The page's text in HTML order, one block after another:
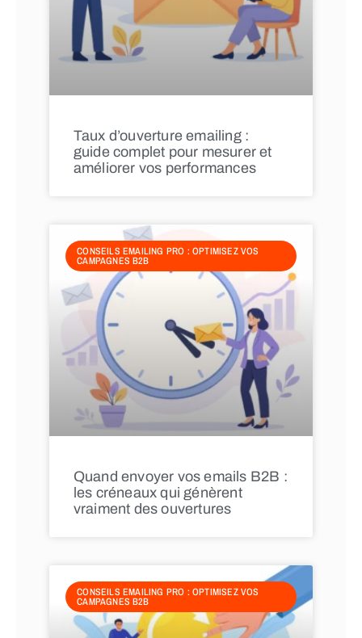
Taux d’ouverture emailing :
guide complet pour mesurer et
améliorer vos performances
CONSEILS EMAILING PRO : OPTIMISEZ VOS
CAMPAGNES B2B
Quand envoyer vos emails B2B :
les créneaux qui génèrent
vraiment des ouvertures
CONSEILS EMAILING PRO : OPTIMISEZ VOS
CAMPAGNES B2B